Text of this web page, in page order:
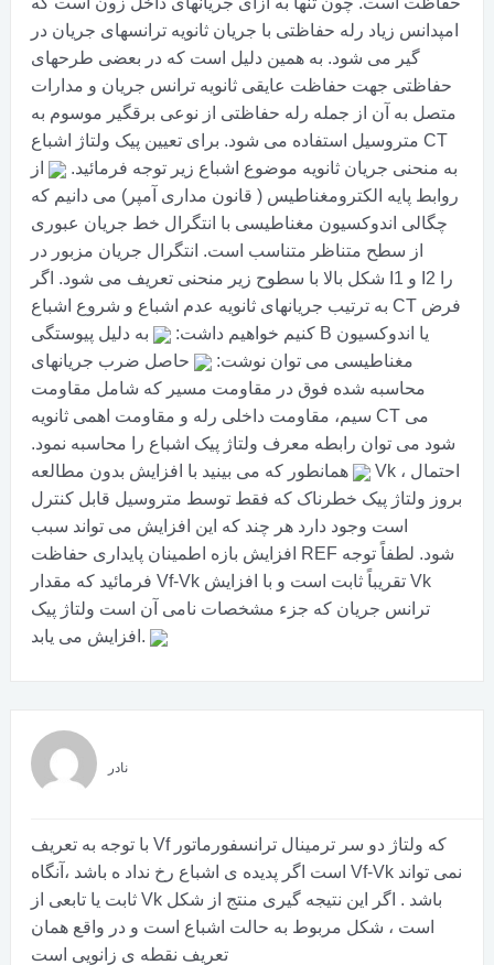
امپدانس زیاد رله حفاظتی با جریان ثانویه ترانسهای جریان در
گیر می شود. به همین دلیل است که در بعضی طرحهای
حفاظتی جهت حفاظت عایقی ثانویه ترانس جریان و مدارات
متصل به آن از جمله رله حفاظتی از نوعی برقگیر موسوم به
متروسیل استفاده می شود. برای تعیین پیک ولتاژ اشباع CT
به منحنی جریان ثانویه موضوع اشباع زیر توجه فرمائید.
از
روابط پایه الکترومغناطیس ( قانون مداری آمپر) می دانیم که
چگالی اندوکسیون مغناطیسی با انتگرال خط جریان عبوری
از سطح متناظر متناسب است. انتگرال جریان مزبور در
شکل بالا با سطوح زیر منحنی تعریف می شود. اگر I1 و I2 را
به ترتیب جریانهای ثانویه عدم اشباع و شروع اشباع CT فرض
کنیم خواهیم داشت:
به دلیل پیوستگی B یا اندوکسیون
مغناطیسی می توان نوشت:
حاصل ضرب جریانهای
محاسبه شده فوق در مقاومت مسیر که شامل مقاومت
سیم، مقاومت داخلی رله و مقاومت اهمی ثانویه CT می
شود می توان رابطه معرف ولتاژ پیک اشباع را محاسبه نمود.
همانطور که می بینید با افزایش بدون مطالعه Vk ، احتمال
بروز ولتاژ پیک خطرناک که فقط توسط متروسیل قابل کنترل
است وجود دارد هر چند که این افزایش می تواند سبب
افزایش بازه اطمینان پایداری حفاظت REF شود. لطفاً توجه
فرمائید که مقدار Vf-Vk تقریباً ثابت است و با افزایش Vk
ترانس جریان که جزء مشخصات نامی آن است ولتاژ پیک
افزایش می یابد.
نادر
با توجه به تعریف Vf که ولتاژ دو سر ترمینال ترانسفورماتور
است اگر پدیده ی اشباع رخ نداد ه باشد ،آنگاه Vf-Vk نمی تواند
ثابت یا تابعی از Vk باشد . اگر این نتیجه گیری منتج از شکل
است ، شکل مربوط به حالت اشباع است و در واقع همان
تعریف نقطه ی زانویی است